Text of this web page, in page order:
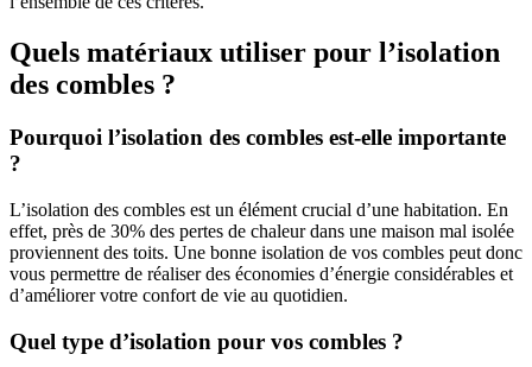
Quels matériaux utiliser pour l’isolation
des combles ?
Pourquoi l’isolation des combles est-elle importante
?
L’isolation des combles est un élément crucial d’une habitation. En
effet, près de 30% des pertes de chaleur dans une maison mal isolée
proviennent des toits. Une bonne isolation de vos combles peut donc
vous permettre de réaliser des économies d’énergie considérables et
d’améliorer votre confort de vie au quotidien.
Quel type d’isolation pour vos combles ?